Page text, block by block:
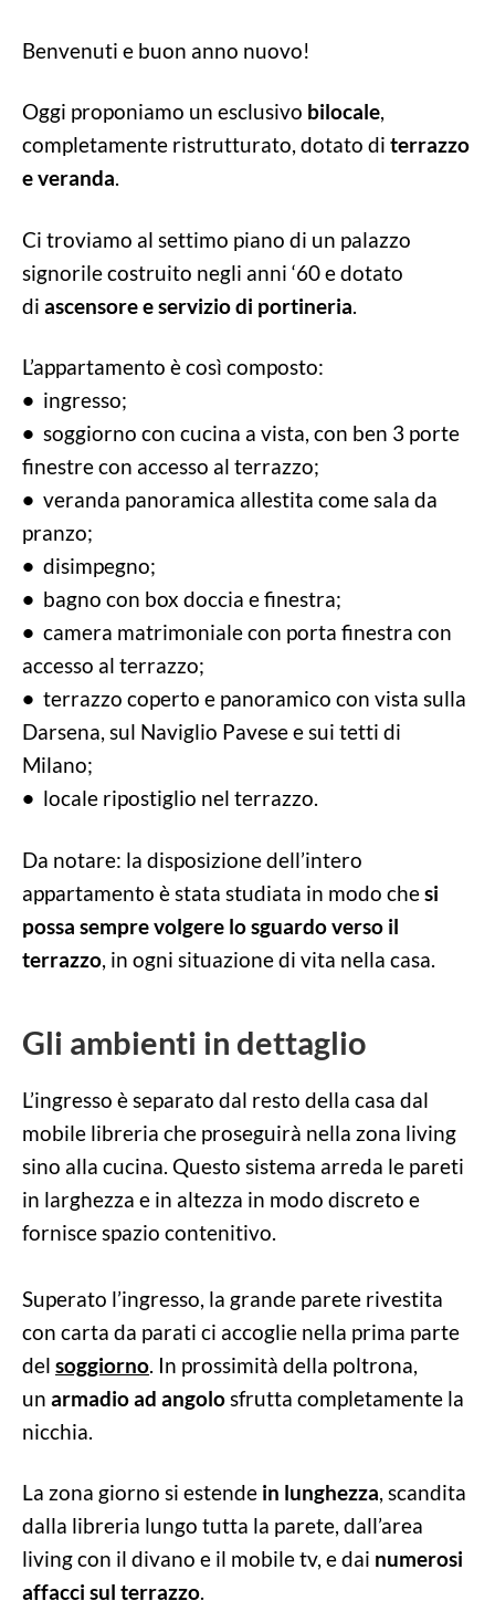
Benvenuti e buon anno nuovo!
Oggi proponiamo un esclusivo bilocale,
completamente ristrutturato, dotato di terrazzo
e veranda.
Ci troviamo al settimo piano di un palazzo
signorile costruito negli anni ‘60 e dotato
di ascensore e servizio di portineria.
L’appartamento è così composto:
• ingresso;
• soggiorno con cucina a vista, con ben 3 porte
finestre con accesso al terrazzo;
• veranda panoramica allestita come sala da
pranzo;
• disimpegno;
• bagno con box doccia e finestra;
• camera matrimoniale con porta finestra con
accesso al terrazzo;
• terrazzo coperto e panoramico con vista sulla
Darsena, sul Naviglio Pavese e sui tetti di
Milano;
• locale ripostiglio nel terrazzo.
Da notare: la disposizione dell’intero
appartamento è stata studiata in modo chesi
possa sempre volgere lo sguardo verso il
terrazzo, in ogni situazione di vita nella casa.
Gli ambienti in dettaglio
L’ingresso è separato dal resto della casa dal
mobile libreria che proseguirà nella zona living
sino alla cucina. Questo sistema arreda le pareti
in larghezza e in altezza in modo discreto e
fornisce spazio contenitivo.
Superato l’ingresso, la grande parete rivestita
con carta da parati ci accoglie nella prima parte
del soggiorno . In prossimità della poltrona,
un armadio ad angolo sfrutta completamente la
nicchia.
La zona giorno si estende in lunghezza, scandita
dalla libreria lungo tutta la parete, dall’area
living con il divano e il mobile tv, e dai numerosi
affacci sul terrazzo.